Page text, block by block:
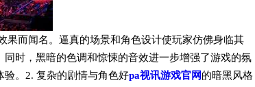
果而闻名。逼真的场景和角色设计使玩家仿佛身临其
时，黑暗的色调和惊悚的音效进一步增强了游戏的氛
验。2. 复杂的剧情与角色好pa视讯游戏官网的暗黑风格